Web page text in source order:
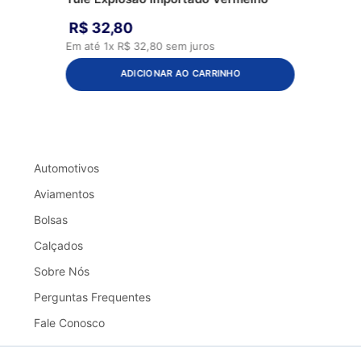
R$ 32,80
Em até 1x R$ 32,80sem juros
ADICIONAR AO CARRINHO
Automotivos
Aviamentos
Bolsas
Calçados
Sobre Nós
Perguntas Frequentes
Fale Conosco